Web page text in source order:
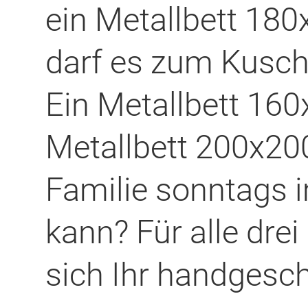
ein Metallbett
darf es zum
Ein Metallbett
Metallbett
Familie sonntags
kann? Für alle
sich Ihr